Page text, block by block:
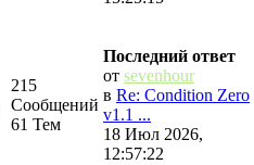
215
Сообщений
61 Тем
Последний ответ
от sevenhour
в Re: Condition Zero
v1.1 ...
18 Июл 2026,
12:57:22